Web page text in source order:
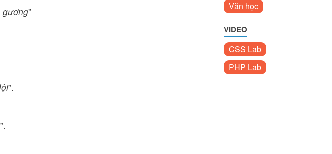
gương”
”.
”.
Văn học
VIDEO
CSS Lab
PHP Lab